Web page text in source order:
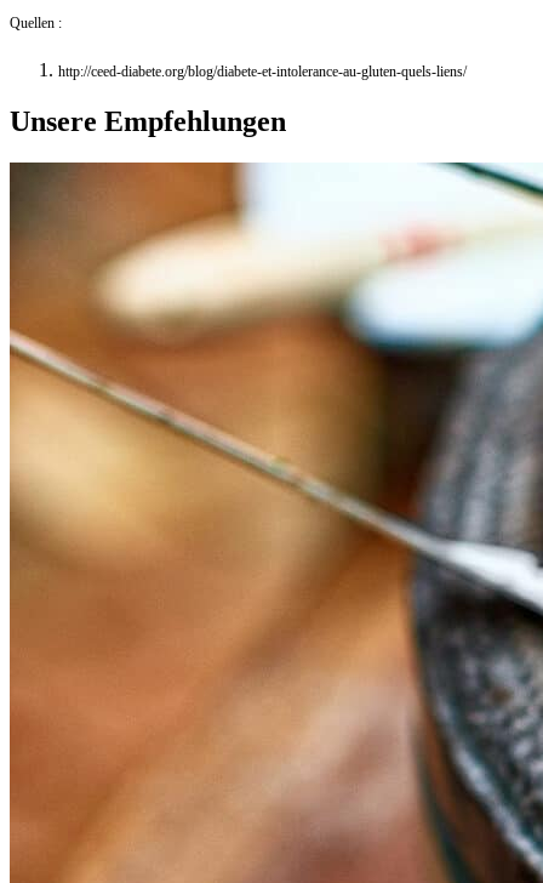
Quellen :
http://ceed-diabete.org/blog/diabete-et-intolerance-au-gluten-quels-liens/
Unsere Empfehlungen